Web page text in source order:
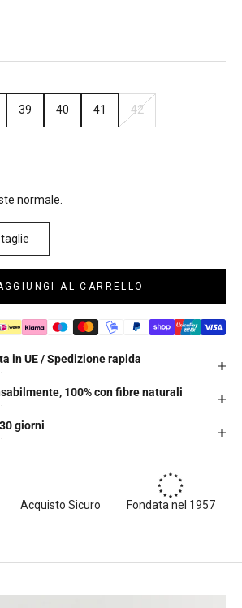
39 40 41 42
normale.
AL CARRELLO
in UE / Spedizione rapida
100% con fibre naturali
giorni
Acquisto Sicuro Fondata nel 1957